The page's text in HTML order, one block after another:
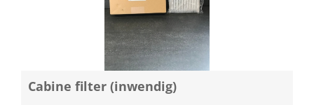
Cabine filter (inwendig)